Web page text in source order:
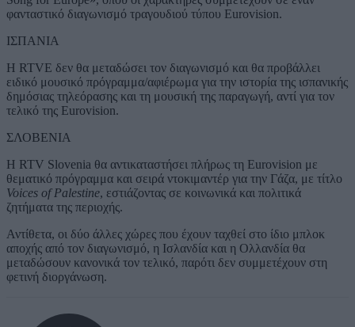
φανταστικό διαγωνισμό τραγουδιού τύπου Eurovision.
ΙΣΠΑΝΙΑ
Η RTVE δεν θα μεταδώσει τον διαγωνισμό και θα προβάλλει
ειδικό μουσικό πρόγραμμα/αφιέρωμα για την ιστορία της ισπανικής
δημόσιας τηλεόρασης και τη μουσική της παραγωγή, αντί για τον
τελικό της Eurovision.
ΣΛΟΒΕΝΙΑ
Η RTV Slovenia θα αντικαταστήσει πλήρως τη Eurovision με
θεματικό πρόγραμμα και σειρά ντοκιμαντέρ για την Γάζα, με τίτλο
Voices of Palestine, εστιάζοντας σε κοινωνικά και πολιτικά
ζητήματα της περιοχής.
Αντίθετα, οι δύο άλλες χώρες που έχουν ταχθεί στο ίδιο μπλοκ
αποχής από τον διαγωνισμό, η Ισλανδία και η Ολλανδία θα
μεταδώσουν κανονικά τον τελικό, παρότι δεν συμμετέχουν στη
φετινή διοργάνωση.